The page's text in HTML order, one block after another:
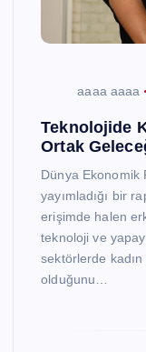
aaaa aaaa
Teknolojide
Ortak
Dünya Ekonomik
yayımladığı bir
erişimde halen
teknoloji ve
sektörlerde
olduğunu…